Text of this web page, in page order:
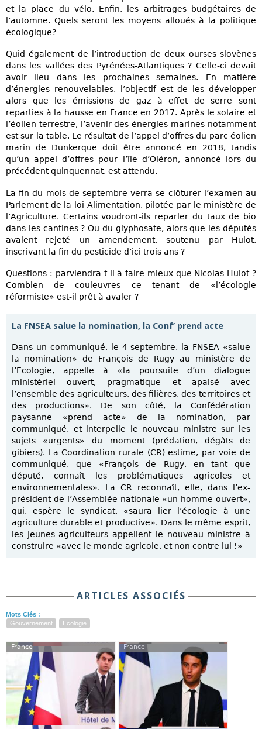
et la place du vélo. Enfin, les arbitrages budgétaires de
l’automne. Quels seront les moyens alloués à la politique
écologique?
Quid également de l’introduction de deux ourses slovènes
dans les vallées des Pyrénées-Atlantiques ? Celle-ci devait
avoir lieu dans les prochaines semaines. En matière
d’énergies renouvelables, l’objectif est de les développer
alors que les émissions de gaz à effet de serre sont
reparties à la hausse en France en 2017. Après le solaire et
l’éolien terrestre, l’avenir des énergies marines notamment
est sur la table. Le résultat de l’appel d’offres du parc éolien
marin de Dunkerque doit être annoncé en 2018, tandis
qu’un appel d’offres pour l’île d’Oléron, annoncé lors du
précédent quinquennat, est attendu.
La fin du mois de septembre verra se clôturer l’examen au
Parlement de la loi Alimentation, pilotée par le ministère de
l’Agriculture. Certains voudront-ils reparler du taux de bio
dans les cantines ? Ou du glyphosate, alors que les députés
avaient rejeté un amendement, soutenu par Hulot,
inscrivant la fin du pesticide d’ici trois ans ?
Questions : parviendra-t-il à faire mieux que Nicolas Hulot ?
Combien de couleuvres ce tenant de «l’écologie
réformiste» est-il prêt à avaler ?
La FNSEA salue la nomination, la Conf’ prend acte
Dans un communiqué, le 4 septembre, la FNSEA «salue
la nomination» de François de Rugy au ministère de
l’Ecologie, appelle à «la poursuite d’un dialogue
ministériel ouvert, pragmatique et apaisé avec
l’ensemble des agriculteurs, des filières, des territoires et
des productions». De son côté, la Confédération
paysanne «prend acte» de la nomination, par
communiqué, et interpelle le nouveau ministre sur les
sujets «urgents» du moment (prédation, dégâts de
gibiers). La Coordination rurale (CR) estime, par voie de
communiqué, que «François de Rugy, en tant que
député, connaît les problématiques agricoles et
environnementales». La CR reconnaît, elle, dans l’ex-
président de l’Assemblée nationale «un homme ouvert»,
qui, espère le syndicat, «saura lier l’écologie à une
agriculture durable et productive». Dans le même esprit,
les Jeunes agriculteurs appellent le nouveau ministre à
construire «avec le monde agricole, et non contre lui !»
ARTICLES ASSOCIÉS
Mots Clés :
Gouvernement
Ecologie
France France